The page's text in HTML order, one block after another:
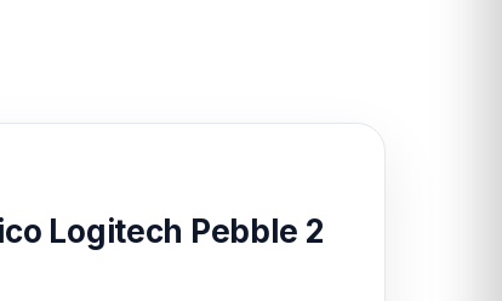
Logitech Pebble 2